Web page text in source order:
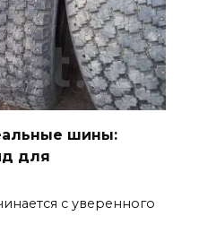
шины:
для
с уверенного